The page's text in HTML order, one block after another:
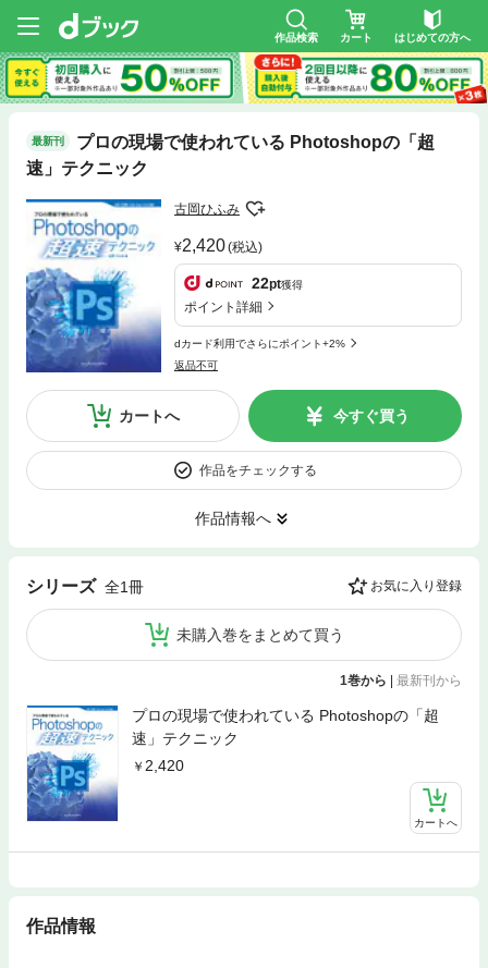
作品検索 カート はじめての方へ
最新刊
プロの現場で使われている Photoshopの「超
速」テクニック
古岡ひふみ
2,420(税込)
22pt獲得
ポイント詳細
dカード利用でさらにポイント+2%
返品不可
カートへ 今すぐ買う
作品をチェックする
作品情報へ
シリーズ 全1冊 お気に入り登録
未購入巻をまとめて買う
1巻から | 最新刊から
プロの現場で使われている Photoshopの「超
速」テクニック
2,420
カートへ
作品情報